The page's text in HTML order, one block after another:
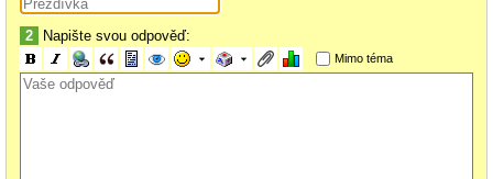
2 Napište svou odpověď:
Mimo téma